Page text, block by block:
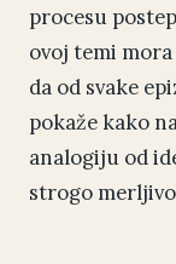
procesu
ovoj temi
da od svake
pokaže kako
analogiju od
strogo